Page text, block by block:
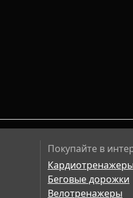
Покупайте в
Кардиотренажеры
Беговые дорожки
Велотренажеры